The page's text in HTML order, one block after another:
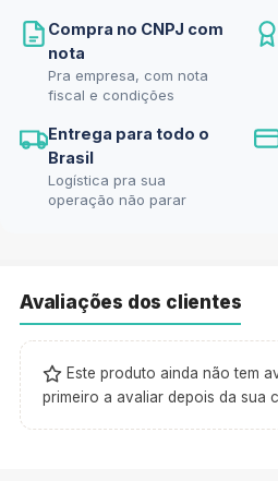
Compra no CNPJ com
nota
Pra empresa, com nota
fiscal e condições
Entrega para todo o
Brasil
Logística pra sua
operação não parar
Avaliações dos clientes
Este produto ainda não tem
primeiro a avaliar depois da sua